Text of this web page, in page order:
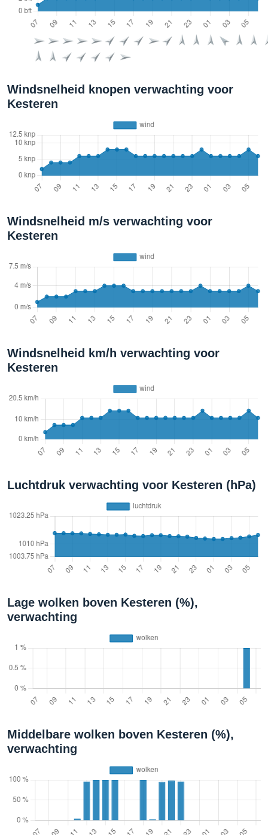
Windsnelheid knopen verwachting voor
Kesteren
Windsnelheid m/s verwachting voor
Kesteren
Windsnelheid km/h verwachting voor
Kesteren
Luchtdruk verwachting voor Kesteren (hPa)
Lage wolken boven Kesteren (%),
verwachting
Middelbare wolken boven Kesteren (%),
verwachting